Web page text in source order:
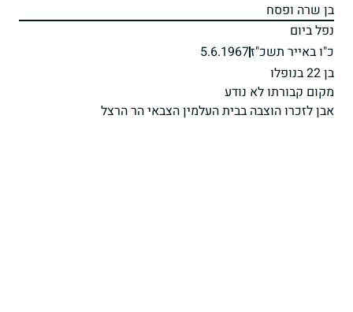
בן שרה ופסח
נפל ביום
כ"ו באייר תשכ"ז5.6.1967
בן 22 בנופלו
מקום קבורתו לא נודע
אבן לזכרו הוצבה בבית העלמין הצבאי הר הרצל